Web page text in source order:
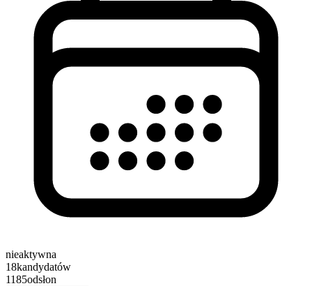
nieaktywna
18kandydatów
1185odsłon